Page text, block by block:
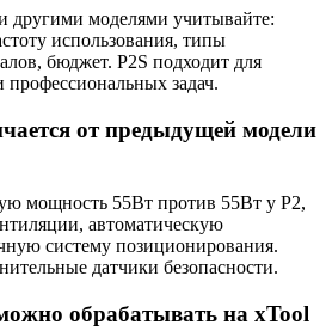
другими моделями учитывайте:
использования, типы
бюджет. P2S подходит для
задач.
от предыдущей модели
мощность 55Вт против 55Вт у P2,
автоматическую
систему позиционирования.
датчики безопасности.
обрабатывать на xTool